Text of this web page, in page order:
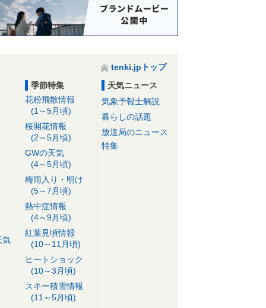
tenki.jpトップ
気
季節特集
花粉飛散情報
(1～5月頃)
桜開花情報
(2～5月頃)
GWの天気
(4～5月頃)
梅雨入り・明け
(5～7月頃)
熱中症情報
(4～9月頃)
紅葉見頃情報
(10～11月頃)
ヒートショック
(10～3月頃)
スキー積雪情報
(11～5月頃)
天気ニュース
気象予報士解説
暮らしの話題
放送局のニュース
特集